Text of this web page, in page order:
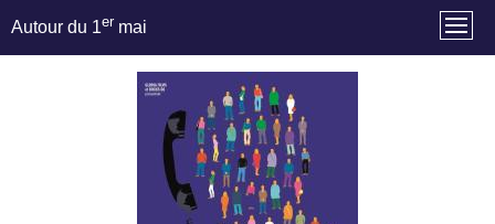
Autour du 1er mai